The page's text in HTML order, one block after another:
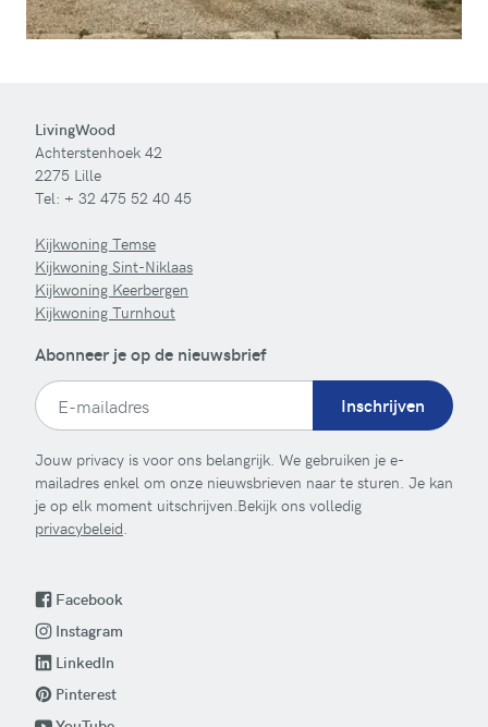
LivingWood
Achterstenhoek 42
2275 Lille
Tel: + 32 475 52 40 45
Kijkwoning Temse
Kijkwoning Sint-Niklaas
Kijkwoning Keerbergen
Kijkwoning Turnhout
Abonneer je op de nieuwsbrief
Inschrijven
Jouw privacy is voor ons belangrijk. We gebruiken je e-
mailadres enkel om onze nieuwsbrieven naar te sturen. Je kan
je op elk moment uitschrijven.Bekijk ons volledig
privacybeleid.
Facebook
Instagram
LinkedIn
Pinterest